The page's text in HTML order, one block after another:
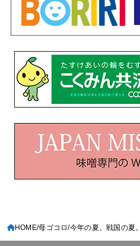
HOME 母ゴコロ 今年の夏。戦国の夏。